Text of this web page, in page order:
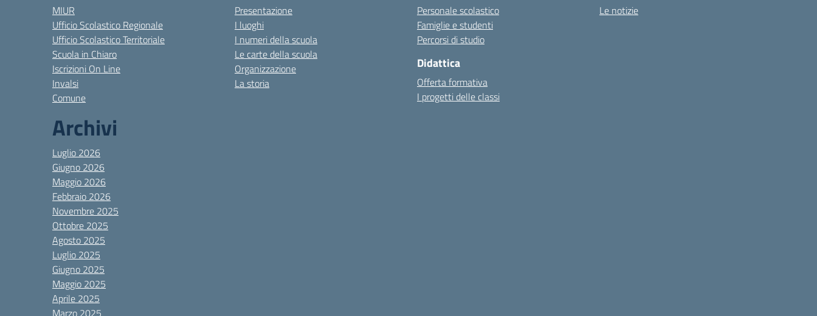
MIUR
Ufficio Scolastico Regionale
Ufficio Scolastico Territoriale
Scuola in Chiaro
Iscrizioni On Line
Invalsi
Comune
Archivi
Luglio 2026
Giugno 2026
Maggio 2026
Febbraio 2026
Novembre 2025
Ottobre 2025
Agosto 2025
Luglio 2025
Giugno 2025
Maggio 2025
Aprile 2025
Marzo 2025
Presentazione
I luoghi
I numeri della scuola
Le carte della scuola
Organizzazione
La storia
Personale scolastico
Famiglie e studenti
Percorsi di studio
Didattica
Offerta formativa
I progetti delle classi
Le notizie